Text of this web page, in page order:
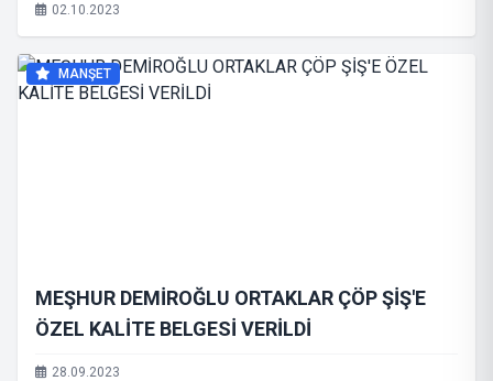
02.10.2023
MANŞET
MEŞHUR DEMİROĞLU ORTAKLAR ÇÖP ŞİŞ'E
ÖZEL KALİTE BELGESİ VERİLDİ
28.09.2023